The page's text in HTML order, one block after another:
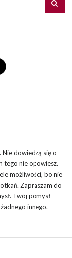
Nie dowiedzą się o
tego nie opowiesz.
możliwości, bo nie
Zapraszam do
Twój pomysł
innego.